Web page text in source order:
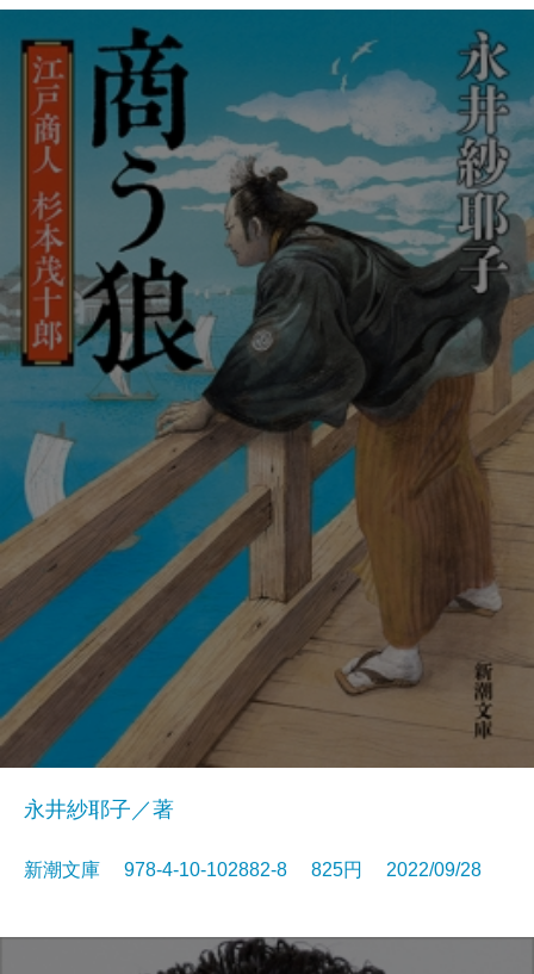
永井紗耶子／著
新潮文庫 978-4-10-102882-8 825円 2022/09/28